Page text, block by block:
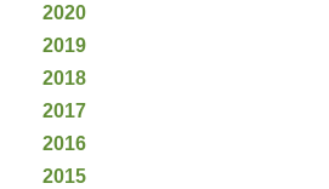
2020
2019
2018
2017
2016
2015